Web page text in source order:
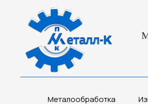
Металообработка